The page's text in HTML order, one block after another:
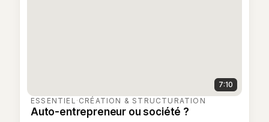
7:10
ESSENTIEL · CRÉATION & STRUCTURATION
Auto-entrepreneur ou société ?